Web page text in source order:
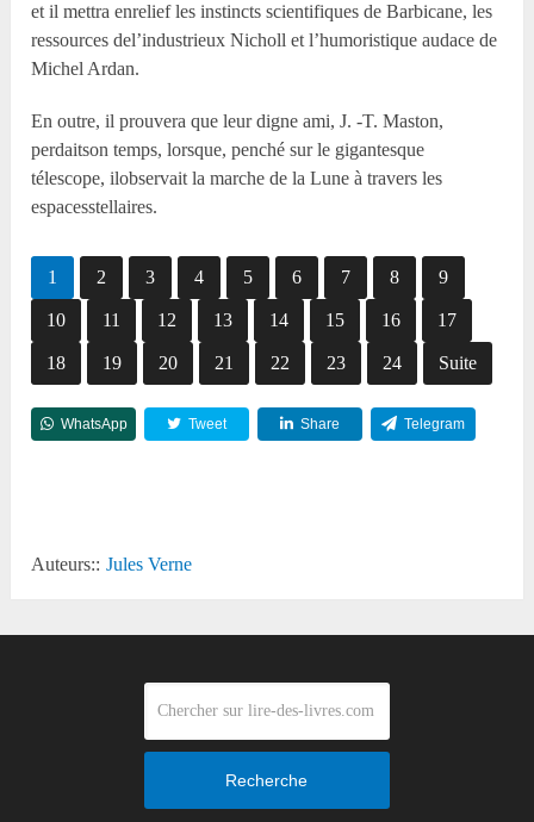
et il mettra enrelief les instincts scientifiques de Barbicane, les
ressources del’industrieux Nicholl et l’humoristique audace de
Michel Ardan.
En outre, il prouvera que leur digne ami, J. -T. Maston,
perdaitson temps, lorsque, penché sur le gigantesque
télescope, ilobservait la marche de la Lune à travers les
espacesstellaires.
1 2 3 4 5 6 7 8 9
10 11 12 13 14 15 16 17
18 19 20 21 22 23 24 Suite
WhatsApp Tweet Share Telegram
Auteurs:: Jules Verne
Recherche